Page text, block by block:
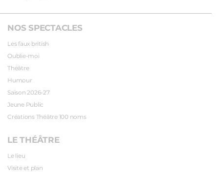
NOS SPECTACLES
Les faux british
Oublie-moi
Théâtre
Humour
Saison 2026-27
Jeune Public
Créations Théâtre 100 noms
LE THÉÂTRE
Le lieu
Visite et plan